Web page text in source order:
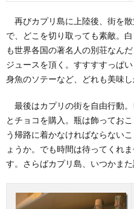
再びカプリ島に上陸後、街を
で、どこを切り取っても素敵。
も世界各国の著名人の別荘なん
ジュースを頂く。すすすすっぱ
身魚のソテーなど、どれも美味し
最後はカプリの街を自由行動
とチョコを購入。瓶は飾ってお
う帰路に着かなければならない
ょうか。でも時間は待ってくれ
す。さらばカプリ島、いつかまた